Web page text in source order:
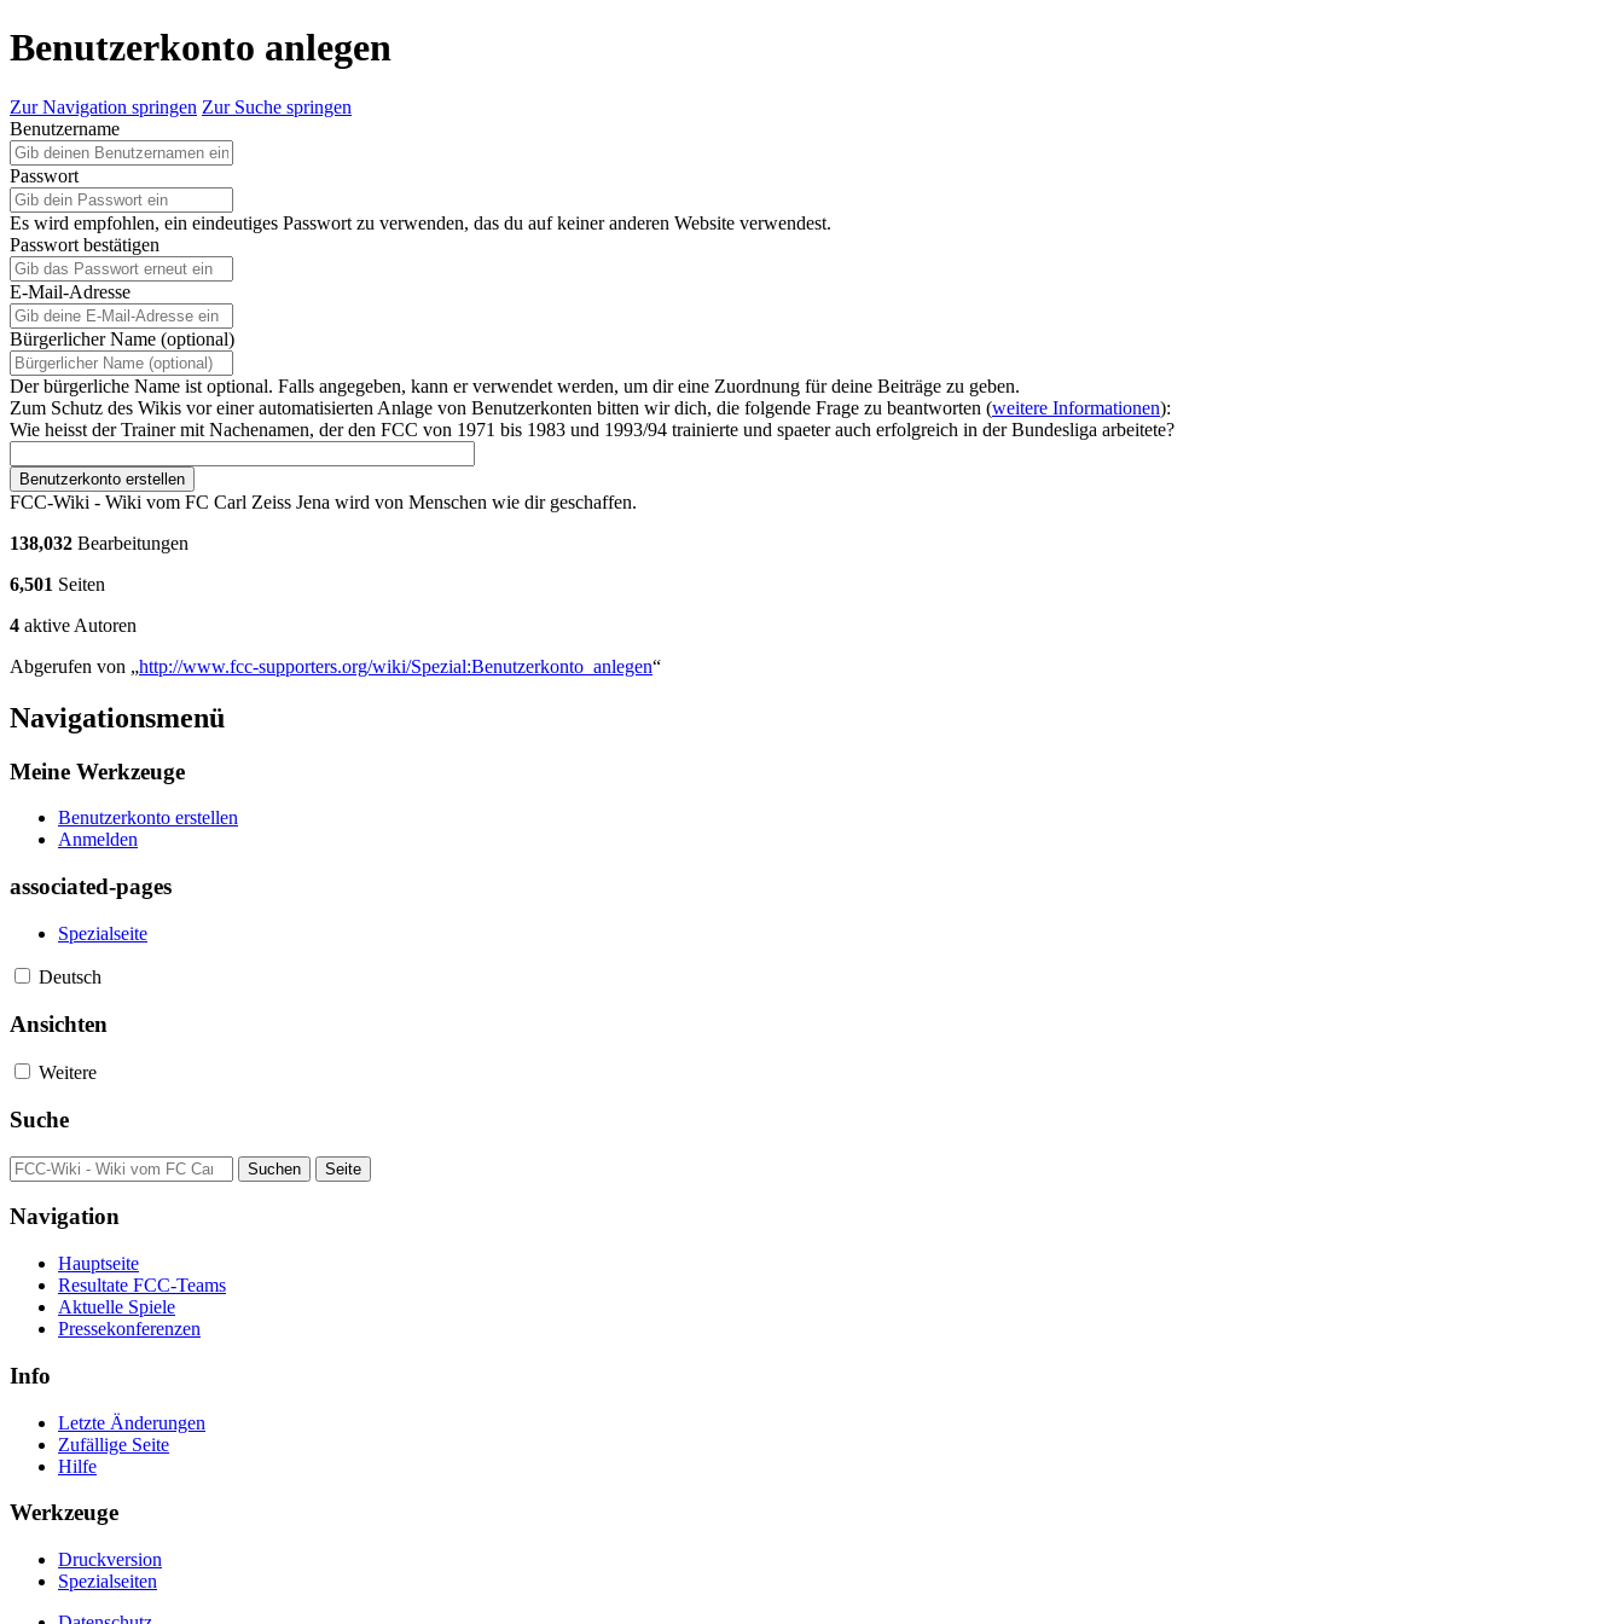
Benutzerkonto anlegen
Zur Navigation springen Zur Suche springen
Benutzername
Passwort
Es wird empfohlen, ein eindeutiges Passwort zu verwenden, das du auf keiner anderen Website verwendest.
Passwort bestätigen
E-Mail-Adresse
Bürgerlicher Name (optional)
Der bürgerliche Name ist optional. Falls angegeben, kann er verwendet werden, um dir eine Zuordnung für deine Beiträge zu geben.
Zum Schutz des Wikis vor einer automatisierten Anlage von Benutzerkonten bitten wir dich, die folgende Frage zu beantworten (weitere Informationen):
Wie heisst der Trainer mit Nachenamen, der den FCC von 1971 bis 1983 und 1993/94 trainierte und spaeter auch erfolgreich in der Bundesliga arbeitete?
Benutzerkonto erstellen
FCC-Wiki - Wiki vom FC Carl Zeiss Jena wird von Menschen wie dir geschaffen.
138,032 Bearbeitungen
6,501 Seiten
4 aktive Autoren
Abgerufen von „http://www.fcc-supporters.org/wiki/Spezial:Benutzerkonto_anlegen“
Navigationsmenü
Meine Werkzeuge
Benutzerkonto erstellen
Anmelden
associated-pages
Spezialseite
Deutsch
Ansichten
Weitere
Suche
Navigation
Hauptseite
Resultate FCC-Teams
Aktuelle Spiele
Pressekonferenzen
Info
Letzte Änderungen
Zufällige Seite
Hilfe
Werkzeuge
Druckversion
Spezialseiten